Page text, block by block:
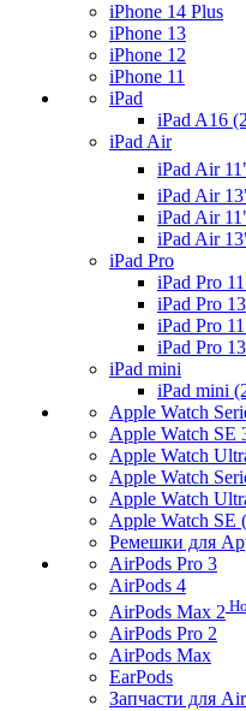
iPhone 14 Plus
iPhone 13
iPhone 12
iPhone 11
iPad
iPad A16
iPad Air
iPad Air
iPad Air
iPad Air
iPad Air
iPad Pro
iPad Pro
iPad Pro
iPad Pro
iPad Pro
iPad mini
iPad mini
Apple Watch
Apple Watch SE
Apple Watch
Apple Watch
Apple Watch
Apple Watch SE
Ремешки для
AirPods Pro 3
AirPods 4
AirPods Max 2
AirPods Pro 2
AirPods Max
EarPods
Запчасти для